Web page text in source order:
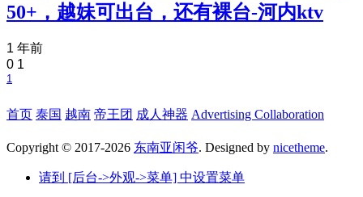
50+，越妹可出台，还有裸台-河内ktv
1 年前
0 1
1
首页 泰国 越南 帝王团 成人神器 Advertising Collaboration
Copyright © 2017-2026 东南亚闲爷. Designed by nicetheme.
请到 [后台->外观->菜单] 中设置菜单